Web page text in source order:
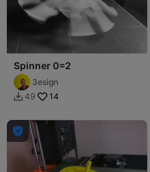
Spinner 0=2
3esign
 49 14
